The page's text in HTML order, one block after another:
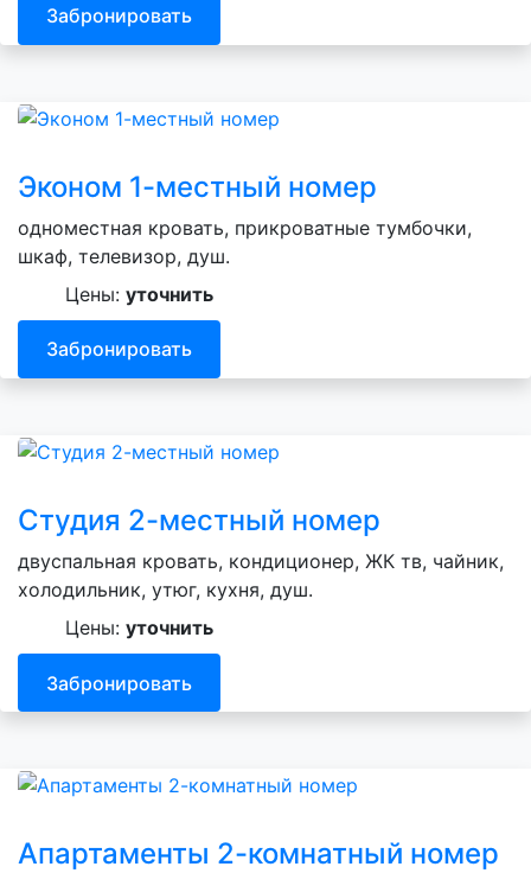
Забронировать
Эконом 1-местный номер
одноместная кровать, прикроватные тумбочки,
шкаф, телевизор, душ.
Цены: уточнить
Забронировать
Студия 2-местный номер
двуспальная кровать, кондиционер, ЖК тв, чайник,
холодильник, утюг, кухня, душ.
Цены: уточнить
Забронировать
Апартаменты 2-комнатный номер